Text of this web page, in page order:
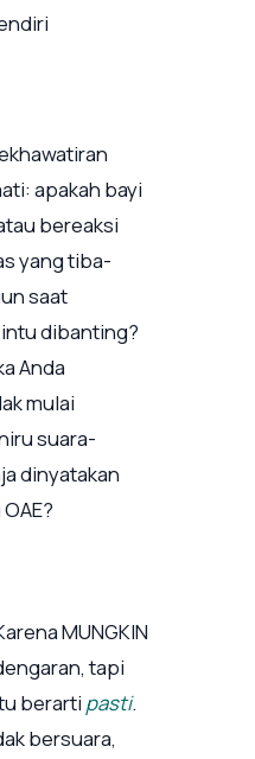
apakah bayi
bereaksi
yang tiba-
saat
dibanting?
Anda
mulai
suara-
dinyatakan
MUNGKIN
tapi
berarti pasti.
bersuara,